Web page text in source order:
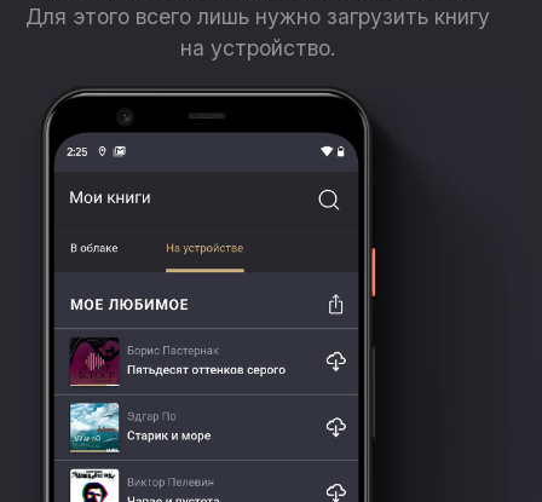
Для этого всего лишь нужно загрузить книгу
на устройство.